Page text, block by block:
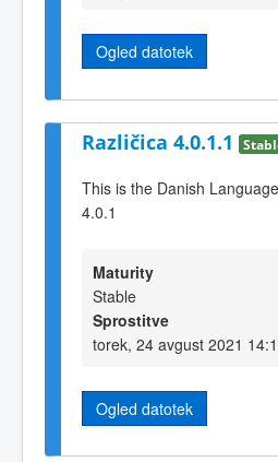
Ogled datotek
Različica 4.0.1.1
This is the Danish
4.0.1
Maturity
Stable
Sprostitve
torek, 24 avgust 2021
Ogled datotek